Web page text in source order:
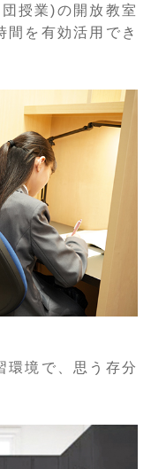
授業)の開放教室
間を有効活用でき
環境で、思う存分